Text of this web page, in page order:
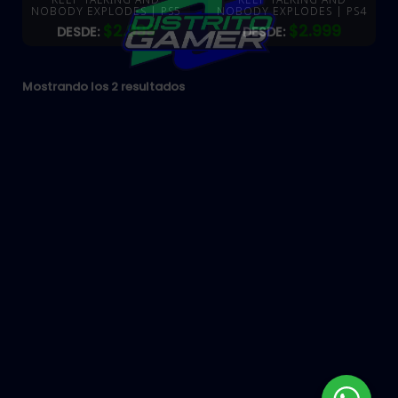
NOBODY EXPLODES | PS5
DESDE: $2.999
NOBODY EXPLODES | PS4
DESDE: $2.999
Mostrando los 2 resultados